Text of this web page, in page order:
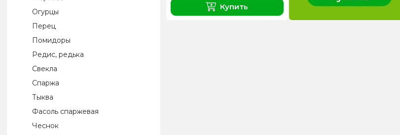
Огурцы
Перец
Помидоры
Редис, редька
Свекла
Спаржа
Тыква
Фасоль спаржевая
Чеснок
Купить